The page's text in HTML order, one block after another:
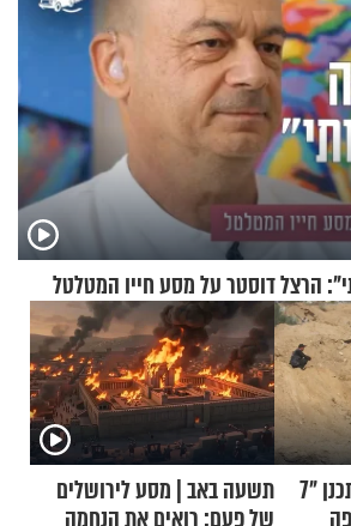
הרצל דוסטר על מסע חייו המטלטל
דיווח בשוויץ: חמאס תכנן "7
תשעה באב | מסע לירושלים